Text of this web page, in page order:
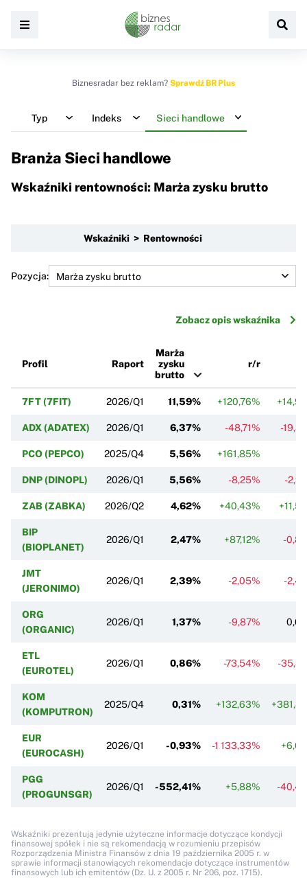
Biznesradar bez reklam? Sprawdź BR Plus
Typ Indeks Sieci handlowe
Branża Sieci handlowe
Wskaźniki rentowności: Marża zysku brutto
Wskaźniki > Rentowności
Pozycja:
Zobacz opis wskaźnika
Profil Raport
Marża
zysku
brutto
r/r
7FT (7FIT) 2026/Q1 11,59% +120,76%
ADX (ADATEX) 2026/Q1 6,37% -48,71% -
PCO (PEPCO) 2025/Q4 5,56% +161,85%
DNP (DINOPL) 2026/Q1 5,56% -8,25% -
ZAB (ZABKA) 2026/Q2 4,62% +40,43%
BIP
(BIOPLANET)
2026/Q1 2,47% +87,12% -
JMT
(JERONIMO)
2026/Q1 2,39% -2,05% -
ORG
(ORGANIC)
2026/Q1 1,37% -9,87%
ETL
(EUROTEL)
2026/Q1 0,86% -73,54% -
KOM
(KOMPUTRON)
2025/Q4 0,31% +132,63%
EUR
(EUROCASH)
2026/Q1 -0,93% -1 133,33%
PGG
(PROGUNSGR)
2026/Q1 -552,41% +5,88% -
Wskaźniki prezentują jedynie użyteczne informacje dotyczące kondycji
finansowej spółek i nie są rekomendacją w rozumieniu przepisów
Rozporządzenia Ministra Finansów z dnia 19 października 2005 r. w
sprawie informacji stanowiących rekomendacje dotyczące instrumentów
finansowych lub ich emitentów (Dz. U. z 2005 r. Nr 206, poz. 1715).